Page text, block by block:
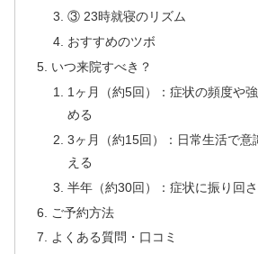
③ 23時就寝のリズム
おすすめのツボ
いつ来院すべき？
1ヶ月（約5回）：症状の頻度や
める
3ヶ月（約15回）：日常生活で意
える
半年（約30回）：症状に振り回
ご予約方法
よくある質問・口コミ